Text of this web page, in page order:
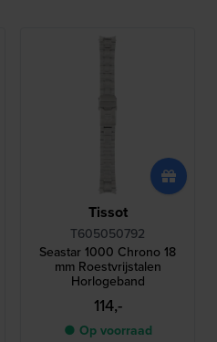
Tissot
T605050792
Seastar 1000 Chrono 18
mm Roestvrijstalen
Horlogeband
114,-
● Op voorraad